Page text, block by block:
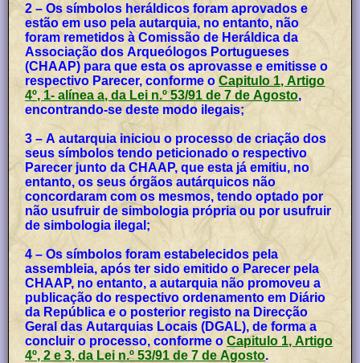
2 – Os símbolos heráldicos foram aprovados e
estão em uso pela autarquia, no entanto, não
foram remetidos à Comissão de Heráldica da
Associação dos Arqueólogos Portugueses
(CHAAP) para que esta os aprovasse e emitisse o
respectivo Parecer, conforme oCapitulo 1, Artigo
4º, 1- alínea a, da Lei n.º 53/91 de 7 de Agosto,
encontrando-se deste modo ilegais;
3 – A autarquia iniciou o processo de criação dos
seus símbolos tendo peticionado o respectivo
Parecer junto da CHAAP, que esta já emitiu, no
entanto, os seus órgãos autárquicos não
concordaram com os mesmos, tendo optado por
não usufruir de simbologia própria ou por usufruir
de simbologia ilegal;
4 – Os símbolos foram estabelecidos pela
assembleia, após ter sido emitido o Parecer pela
CHAAP, no entanto, a autarquia não promoveu a
publicação do respectivo ordenamento em Diário
da República e o posterior registo na Direcção
Geral das Autarquias Locais (DGAL), de forma a
concluir o processo, conforme oCapitulo 1, Artigo
4º, 2 e 3, da Lei n.º 53/91 de 7 de Agosto.